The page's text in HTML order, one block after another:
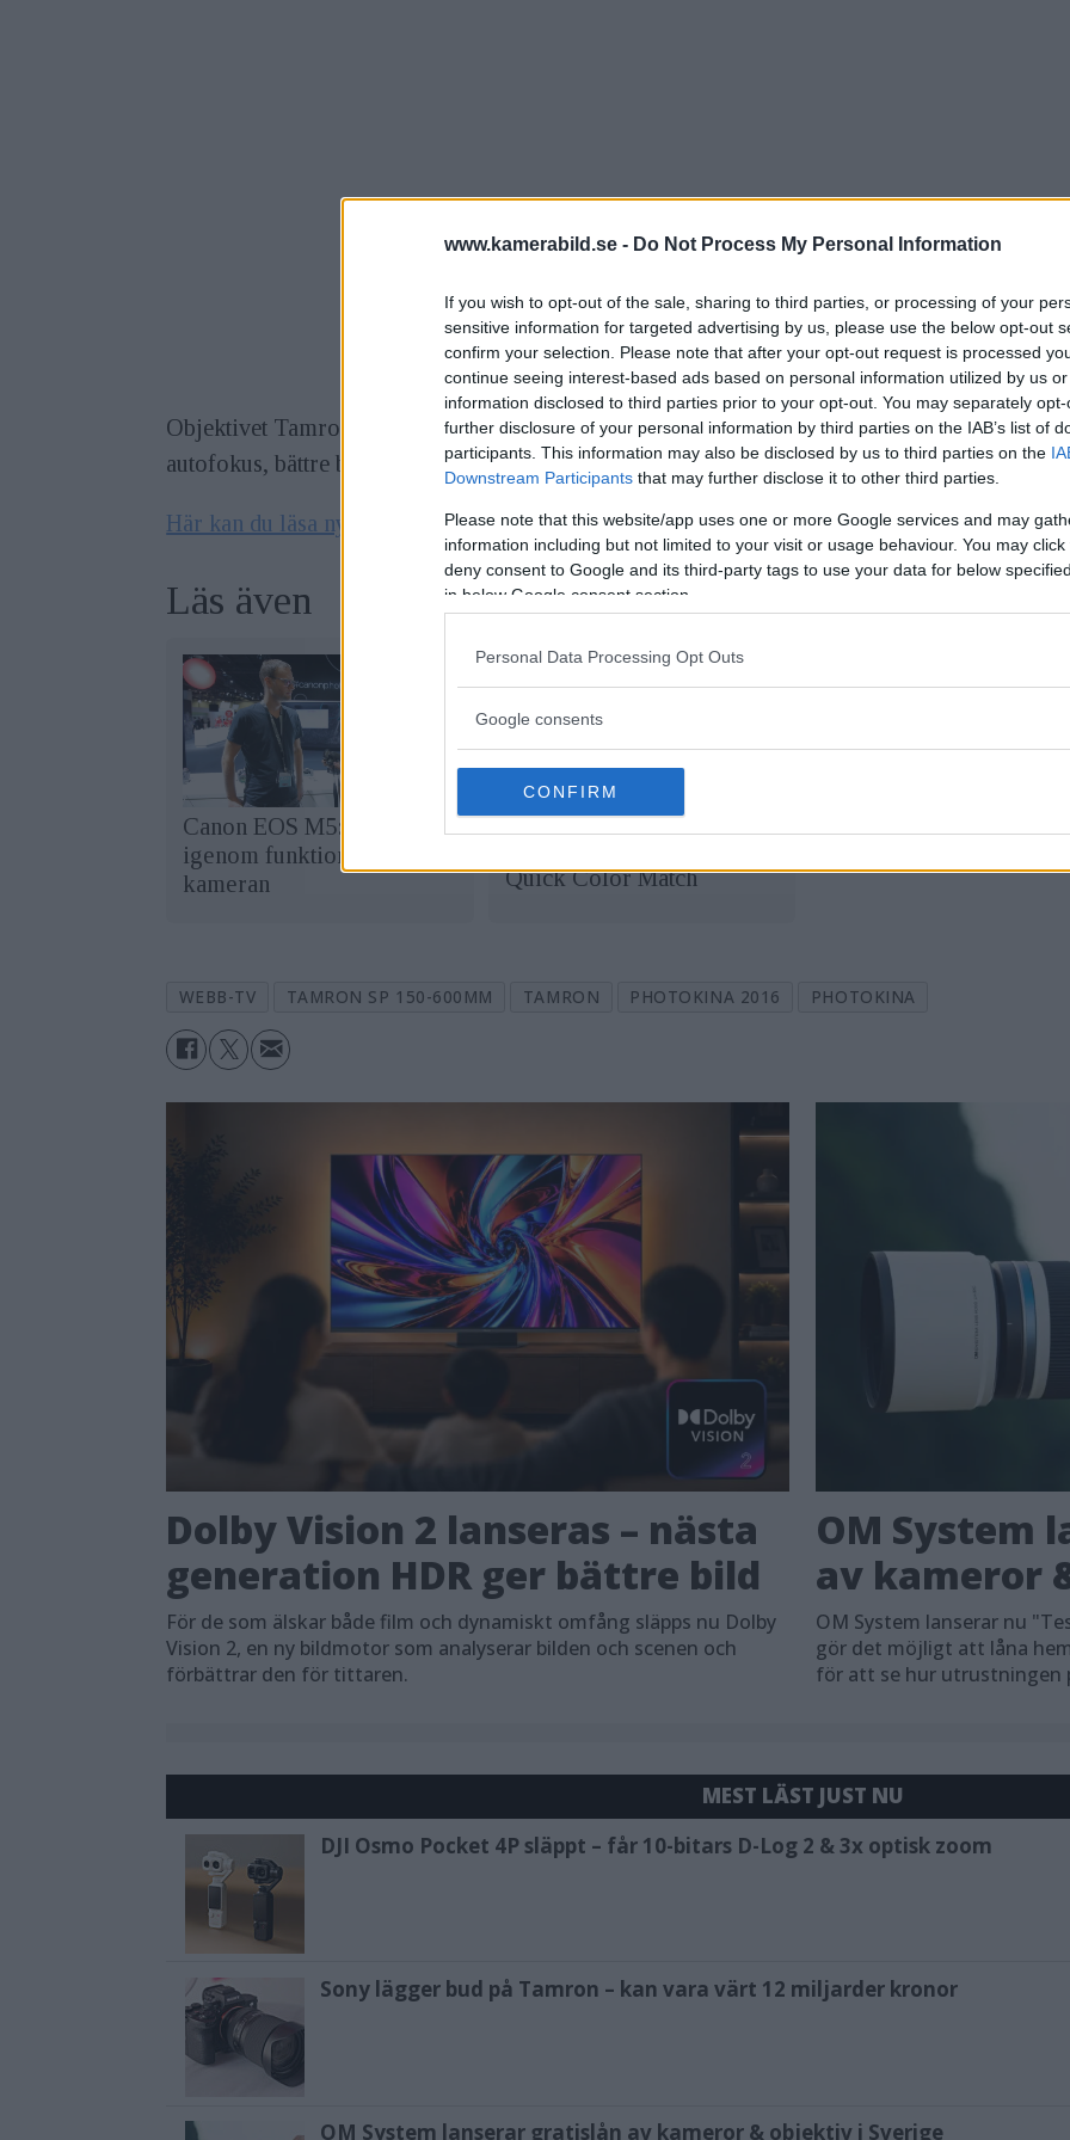
www.kamerabild.se - Do Not Process My Personal Information
If you wish to opt-out of the sale, sharing to third parties, or processing of your
sensitive information for targeted advertising by us, please use the below opt-out
confirm your selection. Please note that after your opt-out request is processed
continue seeing interest-based ads based on personal information utilized by us
information disclosed to third parties prior to your opt-out. You may separately
further disclosure of your personal information by third parties on the IAB’s list of
participants. This information may also be disclosed by us to third parties on the
Downstream Participants that may further disclose it to other third parties.
Please note that this website/app uses one or more Google services and may
information including but not limited to your visit or usage behaviour. You may
deny consent to Google and its third-party tags to use your data for below
in below Google consent section.
Personal Data Processing Opt Outs
Google consents
CONFIRM
Objektivet Tamron SP 150-600mm f/5-6,3 Di VC USD G2 är den andra generationen av
autofokus, bättre bildstabilisering och bättre optik.
Här kan du läsa nyhetsartikeln om objektivet.
Läs även
Canon EOS M5: Vi går
igenom funktionerna på
kameran
Quick Color Match
WEBB-TV TAMRON SP 150-600MM TAMRON PHOTOKINA 2016 PHOTOKINA
Dolby Vision 2 lanseras – nästa
generation HDR ger bättre bild
För de som älskar både film och dynamiskt omfång släpps nu Dolby
Vision 2, en ny bildmotor som analyserar bilden och scenen och
förbättrar den för tittaren.
OM System
av kameror
OM System lanserar nu
gör det möjligt att låna
för att se hur utrustningen
MEST LÄST JUST NU
DJI Osmo Pocket 4P släppt – får 10-bitars D-Log 2 & 3x optisk zoom
Sony lägger bud på Tamron – kan vara värt 12 miljarder kronor
OM System lanserar gratislån av kameror & objektiv i Sverige